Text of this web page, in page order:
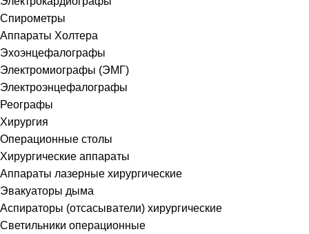
Спирометры
Аппараты Холтера
Эхоэнцефалографы
Электромиографы (ЭМГ)
Электроэнцефалографы
Реографы
Хирургия
Операционные столы
Хирургические аппараты
Аппараты лазерные хирургические
Эвакуаторы дыма
Аспираторы (отсасыватели) хирургические
Светильники операционные